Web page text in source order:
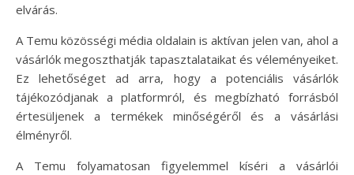
elvárás.
A Temu közösségi média oldalain is aktívan jelen van, ahol a
vásárlók megoszthatják tapasztalataikat és véleményeiket.
Ez lehetőséget ad arra, hogy a potenciális vásárlók
tájékozódjanak a platformról, és megbízható forrásból
értesüljenek a termékek minőségéről és a vásárlási
élményről.
A Temu folyamatosan figyelemmel kíséri a vásárlói